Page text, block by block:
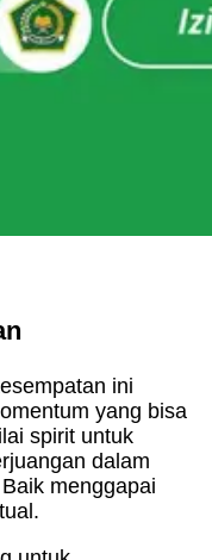
ini
yang bisa
spirit untuk
dalam
menggapai